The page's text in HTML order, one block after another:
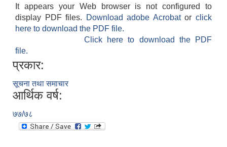
It appears your Web browser is not configured to
display PDF files.
Download adobe Acrobatorclick
here to download the PDF file.
Click here to download the PDF
file.
प्रकार:
सूचना तथा समाचार
आर्थिक वर्ष:
७७/७८